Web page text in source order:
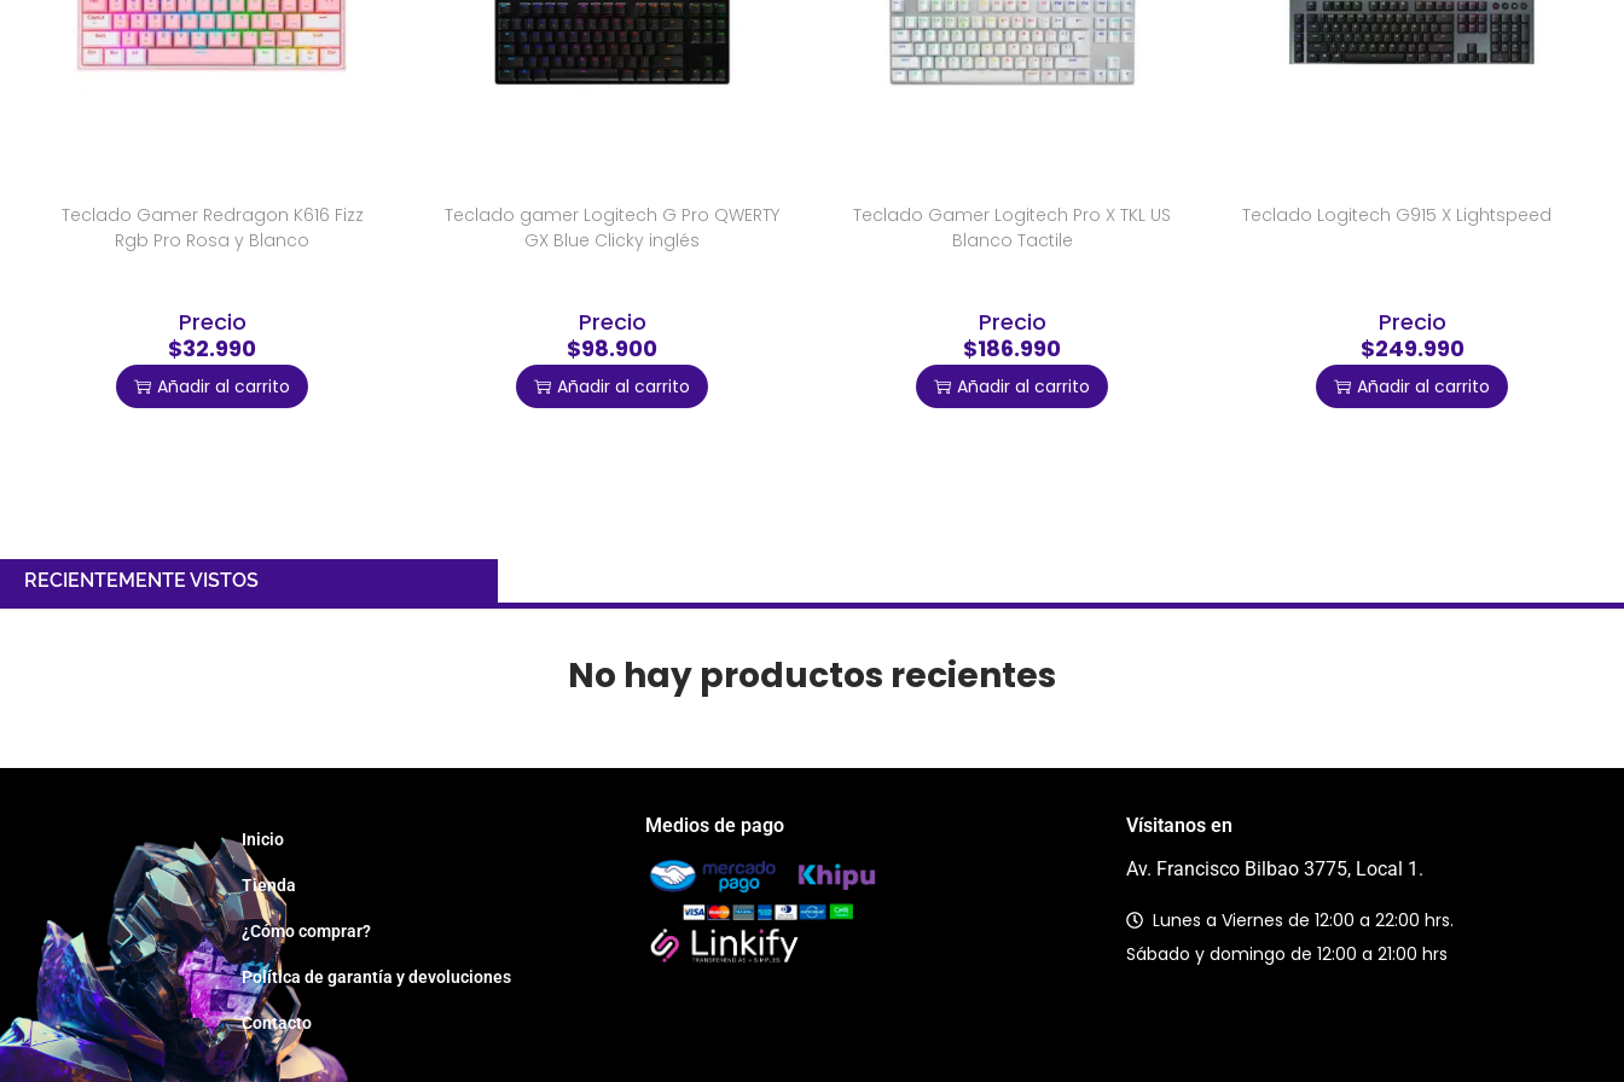
Teclado Gamer Redragon K616 Fizz
Rgb Pro Rosa y Blanco
Precio
$32.990
Añadir al carrito
Teclado gamer Logitech G Pro QWERTY
GX Blue Clicky inglés
Precio
$98.900
Añadir al carrito
Teclado Gamer Logitech Pro X TKL US
Blanco Tactile
Precio
$186.990
Añadir al carrito
Teclado Logitech G915 X Lightspeed
Precio
$249.990
Añadir al carrito
RECIENTEMENTE VISTOS
No hay productos recientes
Inicio
Tienda
¿Cómo comprar?
Política de garantía y devoluciones
Contacto
Medios de pago
Vísitanos en
Av. Francisco Bilbao 3775, Local 1.
Lunes a Viernes de 12:00 a 22:00 hrs.
Sábado y domingo de 12:00 a 21:00 hrs